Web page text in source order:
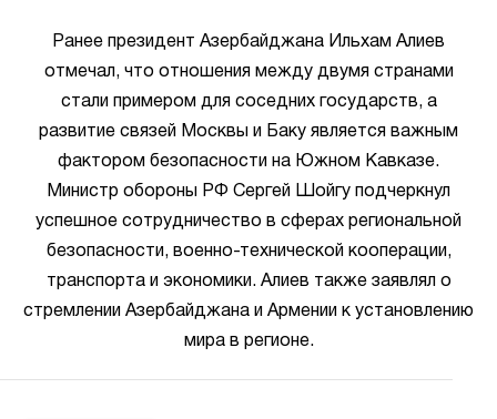
Ранее президент Азербайджана Ильхам Алиев
отмечал, что отношения между двумя странами
стали примером для соседних государств, а
развитие связей Москвы и Баку является важным
фактором безопасности на Южном Кавказе.
Министр обороны РФ Сергей Шойгу подчеркнул
успешное сотрудничество в сферах региональной
безопасности, военно-технической кооперации,
транспорта и экономики. Алиев также заявлял о
стремлении Азербайджана и Армении к установлению
мира в регионе.